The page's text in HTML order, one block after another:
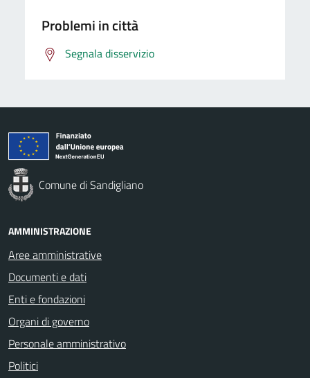
Problemi in città
Segnala disservizio
Comune di Sandigliano
AMMINISTRAZIONE
Aree amministrative
Documenti e dati
Enti e fondazioni
Organi di governo
Personale amministrativo
Politici